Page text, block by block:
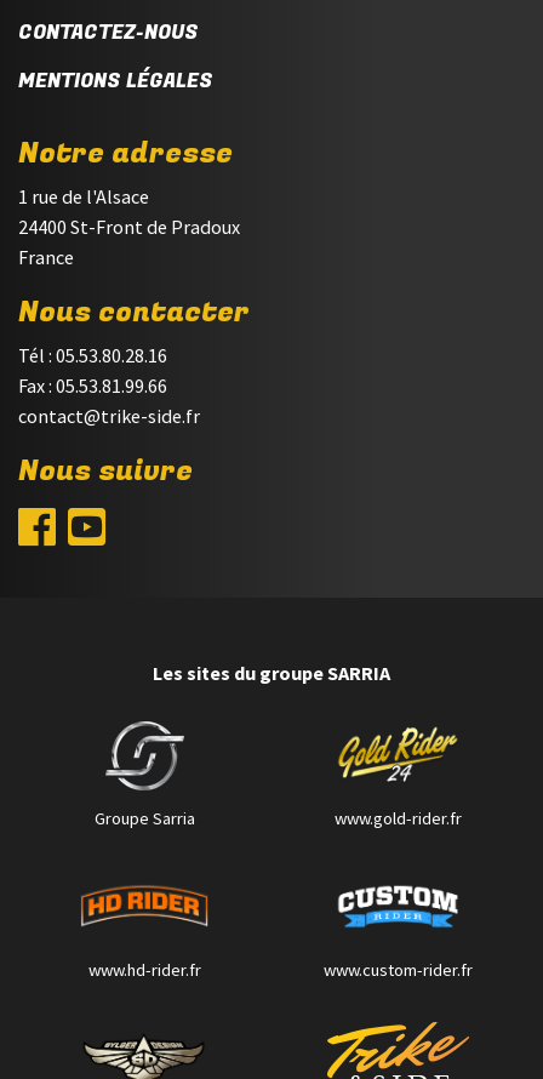
CONTACTEZ-NOUS
MENTIONS LÉGALES
Notre adresse
1 rue de l'Alsace
24400 St-Front de Pradoux
France
Nous contacter
Tél : 05.53.80.28.16
Fax : 05.53.81.99.66
contact@trike-side.fr
Nous suivre
Les sites du groupe SARRIA
Groupe Sarria www.gold-rider.fr
www.hd-rider.fr www.custom-rider.fr